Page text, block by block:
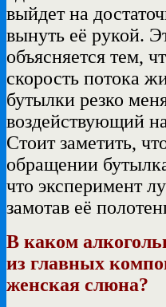
выйдет на
вынуть её рукой.
объясняется тем,
скорость потока
бутылки резко
воздействующий
Стоит заметить,
обращении
что эксперимент
замотав её
В каком
из главных
женская слюна?